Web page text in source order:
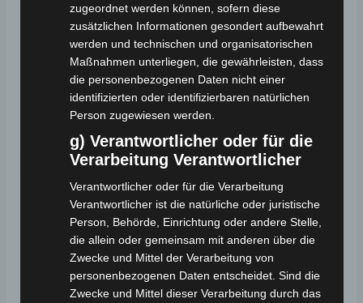
Länge:1870 mm
Breite:850 mm
Breite inkl. Fender:850 mm
Höhe: 1145 mm
Radstand:1452 mm
Radstand HA:520 mm
Einstieg und Sitz:
Einstiegshöhe:300 mm
Trittbrett Breite:300 mm
Trittbrett Länge:
Sitzhöhe vom Boden:830 mm
Sitzhöhe vom Trittbrett:530 mm
zugeordnet werden können, sofern diese
zusätzlichen Informationen gesondert aufbewahrt
werden und technischen und organisatorischen
Maßnahmen unterliegen, die gewährleisten, dass
die personenbezogenen Daten nicht einer
identifizierten oder identifizierbaren natürlichen
Person zugewiesen werden.
g) Verantwortlicher oder für die
Verarbeitung Verantwortlicher
Verantwortlicher oder für die Verarbeitung
Verantwortlicher ist die natürliche oder juristische
Person, Behörde, Einrichtung oder andere Stelle,
die allein oder gemeinsam mit anderen über die
Zwecke und Mittel der Verarbeitung von
personenbezogenen Daten entscheidet. Sind die
Zwecke und Mittel dieser Verarbeitung durch das